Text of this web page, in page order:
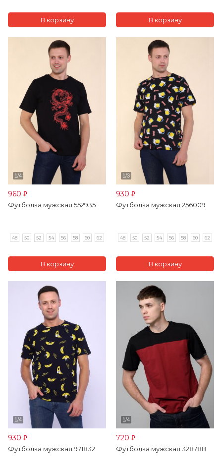
960 ₽
Футболка мужская 552935
48 50 52 54 56 58 60 62
930 ₽
Футболка мужская 256009
48 50 52 54 56 58 60 62
930 ₽
Футболка мужская 971832
720 ₽
Футболка мужская 328788